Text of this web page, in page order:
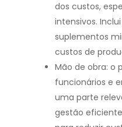
dos custos,
intensivos.
suplementos
custos de
Mão de obra: o
funcionários e
uma parte
gestão